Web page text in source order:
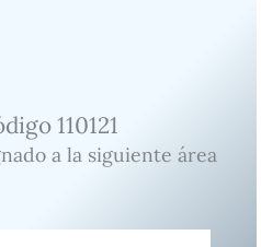
110121
a la siguiente área